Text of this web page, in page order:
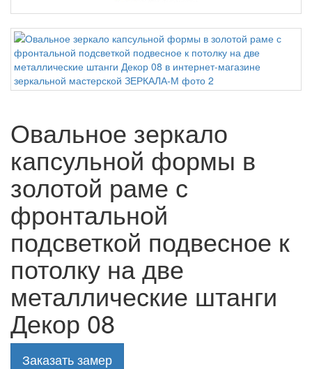
Овальное зеркало
капсульной формы в
золотой раме с
фронтальной
подсветкой подвесное к
потолку на две
металлические штанги
Декор 08
Заказать замер